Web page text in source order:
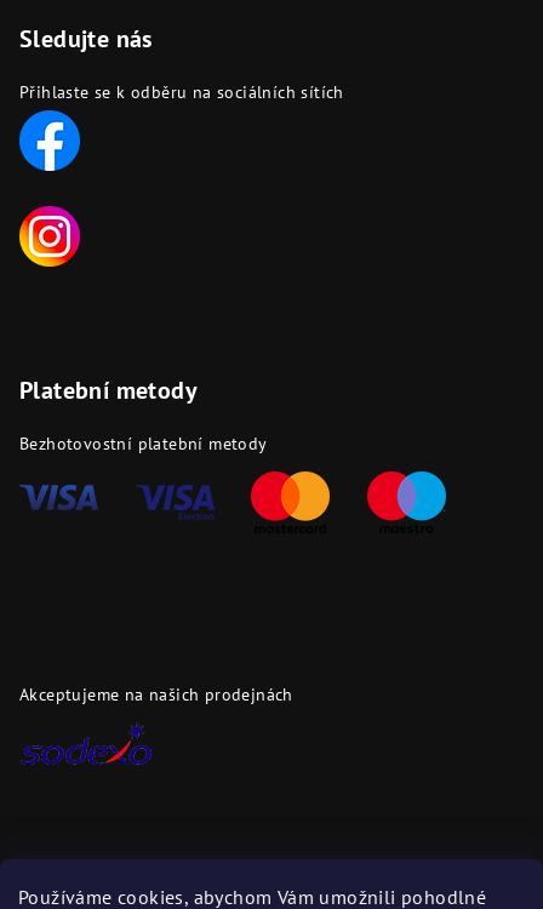
Používáme cookies, abychom Vám umožnili pohodlné
Sledujte nás
Přihlaste se k odběru na sociálních sítích
Platební metody
Bezhotovostní platební metody
Akceptujeme na našich prodejnách